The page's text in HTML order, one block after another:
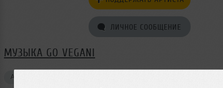
ЛИЧНОЕ СООБЩЕНИЕ
МУЗЫКА GO VEGANI
Авторские треки